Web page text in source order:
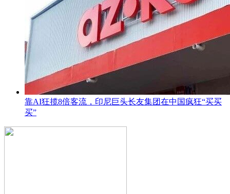
靠AI狂揽8倍客流，印尼巨头长友集团在中国疯狂“买买
买”